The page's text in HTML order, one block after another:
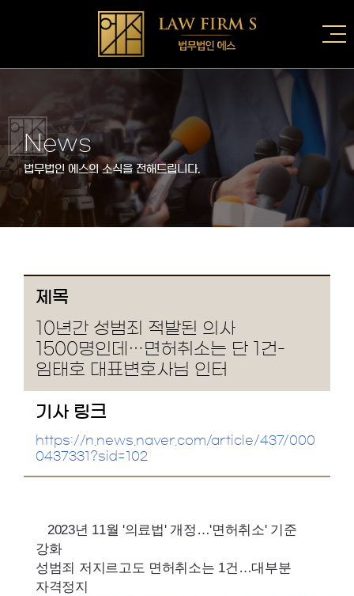
News
법무법인 에스의 소식을 전해드립니다.
제목
10년간 성범죄 적발된 의사
1500명인데…면허취소는 단 1건-
임태호 대표변호사님 인터
기사 링크
https://n.news.naver.com/article/437/000
0437331?sid=102
2023년 11월 '의료법' 개정…'면허취소' 기준
강화
성범죄 저지르고도 면허취소는 1건…대부분
자격정지